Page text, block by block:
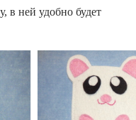
в ней удобно будет